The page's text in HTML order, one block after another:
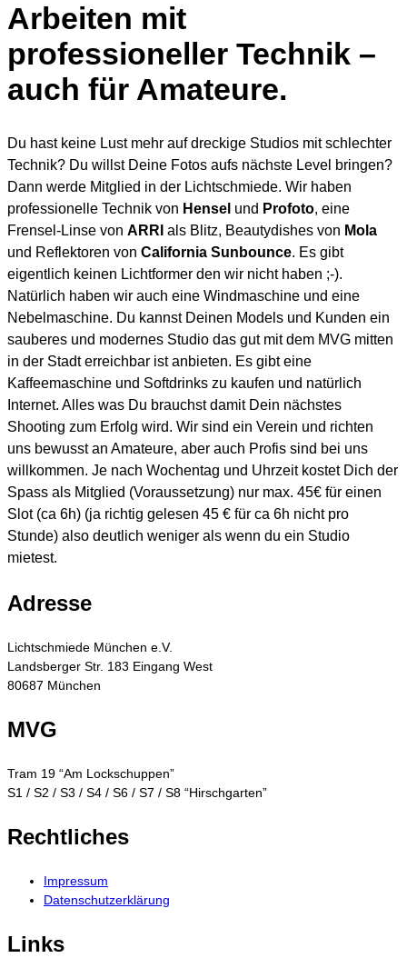
Arbeiten mit
professioneller Technik –
auch für Amateure.
Du hast keine Lust mehr auf dreckige Studios mit schlechter
Technik? Du willst Deine Fotos aufs nächste Level bringen?
Dann werde Mitglied in der Lichtschmiede. Wir haben
professionelle Technik von Hensel und Profoto, eine
Frensel-Linse von ARRI als Blitz, Beautydishes von Mola
und Reflektoren von California Sunbounce. Es gibt
eigentlich keinen Lichtformer den wir nicht haben ;-).
Natürlich haben wir auch eine Windmaschine und eine
Nebelmaschine. Du kannst Deinen Models und Kunden ein
sauberes und modernes Studio das gut mit dem MVG mitten
in der Stadt erreichbar ist anbieten. Es gibt eine
Kaffeemaschine und Softdrinks zu kaufen und natürlich
Internet. Alles was Du brauchst damit Dein nächstes
Shooting zum Erfolg wird. Wir sind ein Verein und richten
uns bewusst an Amateure, aber auch Profis sind bei uns
willkommen. Je nach Wochentag und Uhrzeit kostet Dich der
Spass als Mitglied (Voraussetzung) nur max. 45€ für einen
Slot (ca 6h) (ja richtig gelesen 45 € für ca 6h nicht pro
Stunde) also deutlich weniger als wenn du ein Studio
mietest.
Adresse
Lichtschmiede München e.V.
Landsberger Str. 183 Eingang West
80687 München
MVG
Tram 19 “Am Lockschuppen”
S1 / S2 / S3 / S4 / S6 / S7 / S8 “Hirschgarten”
Rechtliches
Impressum
Datenschutzerklärung
Links